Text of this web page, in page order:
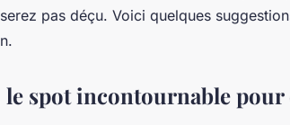
pas déçu. Voici quelques
le spot incontournable pour